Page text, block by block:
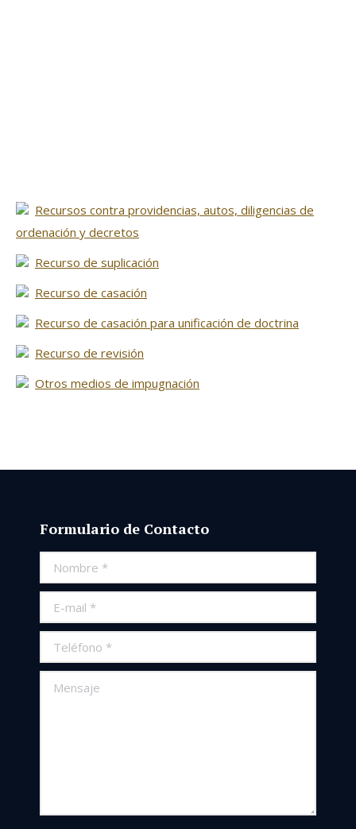
Recursos contra providencias, autos, diligencias de
ordenación y decretos
Recurso de suplicación
Recurso de casación
Recurso de casación para unificación de doctrina
Recurso de revisión
Otros medios de impugnación
Formulario de Contacto
Nombre *
E-mail *
Teléfono *
Mensaje